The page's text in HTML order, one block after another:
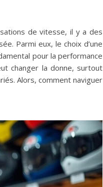
de vitesse, il y a des
Parmi eux, le choix d’une
pour la performance
changer la donne, surtout
Alors, comment naviguer